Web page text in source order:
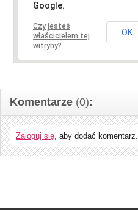
Google.
Czy jesteś
właścicielem tej
witryny?
OK
Komentarze (0):
Zaloguj się, aby dodać komentarz.